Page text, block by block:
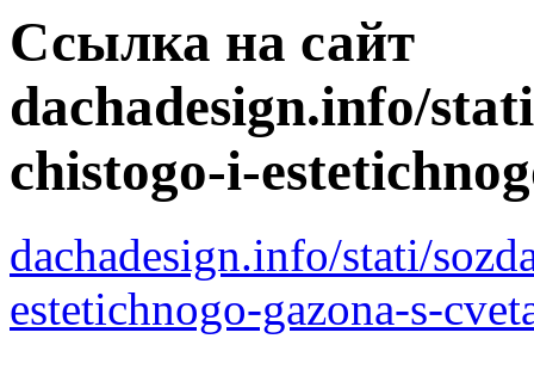
Ссылка на сайт
dachadesign.info/
chistogo-i-
dachadesign.info/stati/
estetichnogo-gazona-s-